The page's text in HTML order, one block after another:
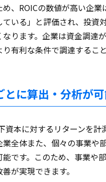
、ROICの数値が高い企業
いる」と評価され、投資
ります。企業は資金調達
り有利な条件で調達するこ
とに算出・分析が
資本に対するリターンを計
全体また、個々の事業や
です。このため、事業や
が実現できます。